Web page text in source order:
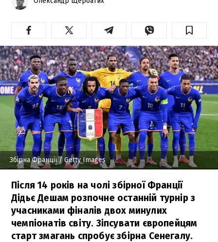
Збірна Франції/ Getty Images
Після 14 років на чолі збірної Франції
Дідьє Дешам розпочне останній турнір з
учасниками фіналів двох минулих
чемпіонатів світу. Зіпсувати європейцям
старт змагань спробує збірна Сенегалу.